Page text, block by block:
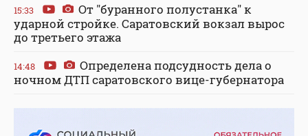
15:33
От "буранного полустанка" к
ударной стройке. Саратовский вокзал вырос
до третьего этажа
14:48
Определена подсудность дела о
ночном ДТП саратовского вице-губернатора